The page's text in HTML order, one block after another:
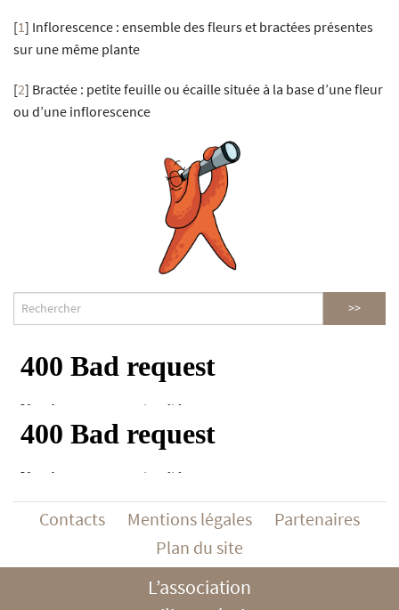
[1] Inflorescence : ensemble des fleurs et bractées présentes
sur une même plante
[2] Bractée : petite feuille ou écaille située à la base d’une fleur
ou d’une inflorescence
Contacts Mentions légales
Partenaires
Plan du site
L’association